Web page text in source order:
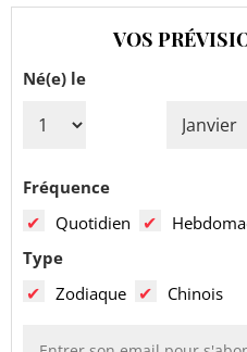
VOS
Né(e) le
Fréquence
Quotidien
Type
Zodiaque
Chinois